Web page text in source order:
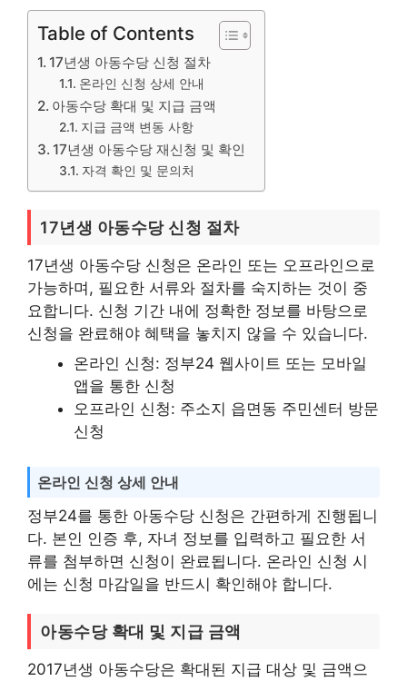
Table of Contents
17년생 아동수당 신청 절차
온라인 신청 상세 안내
아동수당 확대 및 지급 금액
지급 금액 변동 사항
17년생 아동수당 재신청 및 확인
자격 확인 및 문의처
17년생 아동수당 신청 절차
17년생 아동수당 신청은 온라인 또는 오프라인으로
가능하며, 필요한 서류와 절차를 숙지하는 것이 중
요합니다. 신청 기간 내에 정확한 정보를 바탕으로
신청을 완료해야 혜택을 놓치지 않을 수 있습니다.
온라인 신청: 정부24 웹사이트 또는 모바일
앱을 통한 신청
오프라인 신청: 주소지 읍면동 주민센터 방문
신청
온라인 신청 상세 안내
정부24를 통한 아동수당 신청은 간편하게 진행됩니
다. 본인 인증 후, 자녀 정보를 입력하고 필요한 서
류를 첨부하면 신청이 완료됩니다. 온라인 신청 시
에는 신청 마감일을 반드시 확인해야 합니다.
아동수당 확대 및 지급 금액
2017년생 아동수당은 확대된 지급 대상 및 금액으